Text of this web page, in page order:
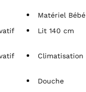
Matériel Bébé
Lit 140 cm
Climatisation
Douche